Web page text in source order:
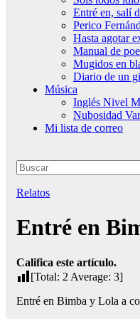
Entré en, salí
Perico
Hasta agotar
Manual de
Mugidos en
Diario de un
Música
Inglés Nivel
Nubosidad
Mi lista de correo
Relatos
Entré en
Califica este artículo.
[Total: 2 Average: 3]
Entré en Bimba y Lola a